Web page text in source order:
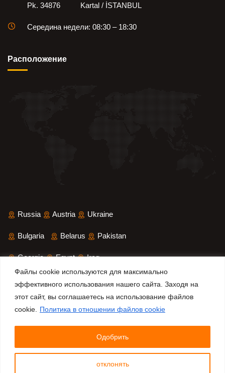
Файлы cookie используются для максимально
эффективного использования нашего сайта. Заходя на
этот сайт, вы соглашаетесь на использование файлов
cookie.
Политика в отношении файлов cookie
отклонять
Одобрить
Pk. 34876 Kartal / İSTANBUL
Середина недели: 08:30 – 18:30
Pасположение
Russia Austria Ukraine
Bulgaria Belarus Pakistan
Georgia Egypt Iraq
Sri Lanka Bangladesh
© 2025 All Rights Reserved.Refleks Fire Safety Systems
Inc.